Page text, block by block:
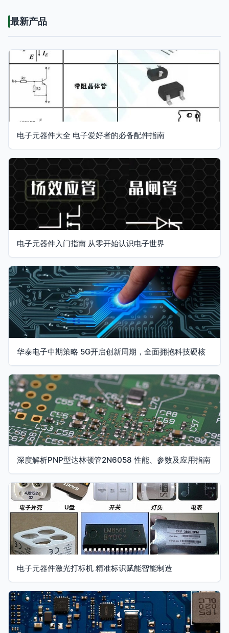
最新产品
电子元器件大全 电子爱好者的必备配件指南
电子元器件入门指南 从零开始认识电子世界
华泰电子中期策略 5G开启创新周期，全面拥抱科技硬核
深度解析PNP型达林顿管2N6058 性能、参数及应用指南
电子元器件激光打标机 精准标识赋能智能制造